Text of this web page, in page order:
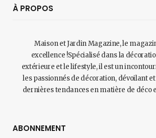
À PROPOS
Maison et Jardin Magazine, le
excellence !Spécialisé dans la
extérieure et le lifestyle, il est un
les passionnés de décoration, dévoilant
dernières tendances en matière de déco
ABONNEMENT